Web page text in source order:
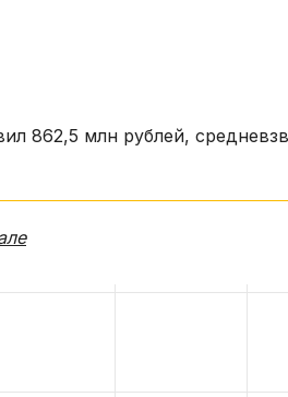
862,5 млн рублей,